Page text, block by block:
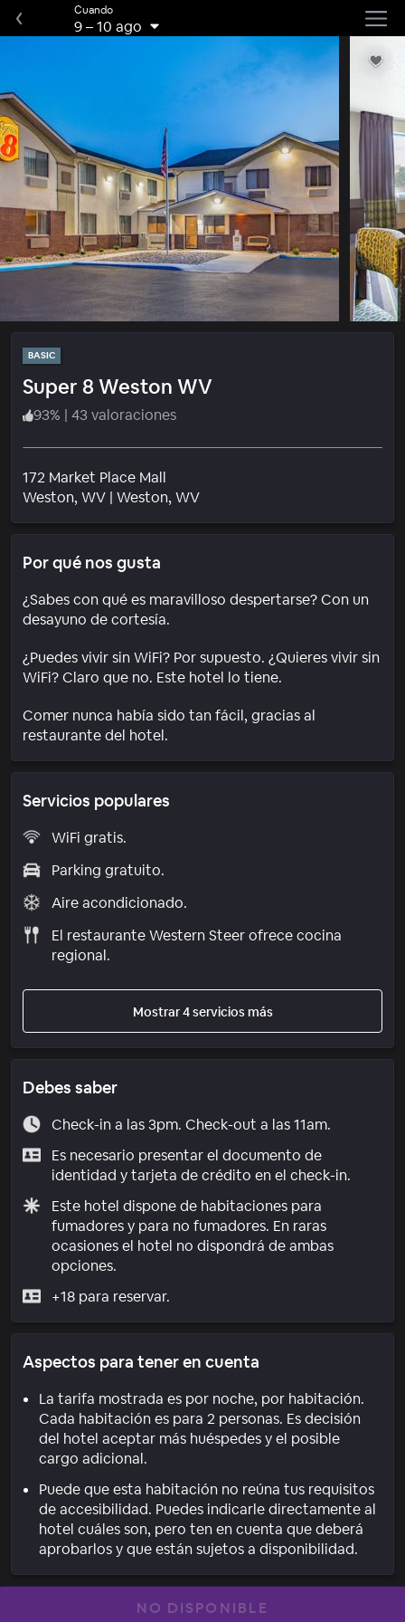
Cuando
9–10 ago
BASIC
Super 8 Weston WV
93% | 43 valoraciones
172 Market Place Mall
Weston, WV | Weston, WVBarrio
Por qué nos gusta
¿Sabes con qué es maravilloso despertarse? Con un
desayuno de cortesía.
¿Puedes vivir sin WiFi? Por supuesto. ¿Quieres vivir sin
WiFi? Claro que no. Este hotel lo tiene.
Comer nunca había sido tan fácil, gracias al
restaurante del hotel.
Servicios populares
WiFi gratis.
Parking gratuito.
Aire acondicionado.
El restaurante Western Steer ofrece cocina
regional.
Mostrar 4 servicios más
Debes saber
Check-in a las 3pm. Check-out a las 11am.
Es necesario presentar el documento de
identidad y tarjeta de crédito en el check-in.
Este hotel dispone de habitaciones para
fumadores y para no fumadores. En raras
ocasiones el hotel no dispondrá de ambas
opciones.
+18 para reservar.
Aspectos para tener en cuenta
La tarifa mostrada es por noche, por habitación.
Cada habitación es para 2 personas. Es decisión
del hotel aceptar más huéspedes y el posible
cargo adicional.
Puede que esta habitación no reúna tus requisitos
de accesibilidad. Puedes indicarle directamente al
hotel cuáles son, pero ten en cuenta que deberá
aprobarlos y que están sujetos a disponibilidad.
NO DISPONIBLE